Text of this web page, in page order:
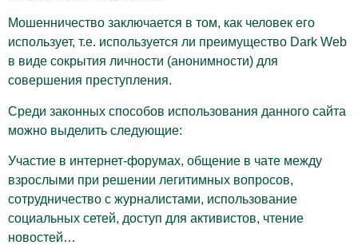
Мошенничество заключается в том, как человек его
использует, т.е. используется ли преимущество Dark Web
в виде сокрытия личности (анонимности) для
совершения преступления.
Среди законных способов использования данного сайта
можно выделить следующие:
Участие в интернет-форумах, общение в чате между
взрослыми при решении легитимных вопросов,
сотрудничество с журналистами, использование
социальных сетей, доступ для активистов, чтение
новостей…